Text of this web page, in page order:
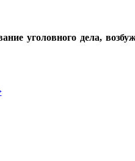
уголовного дела,